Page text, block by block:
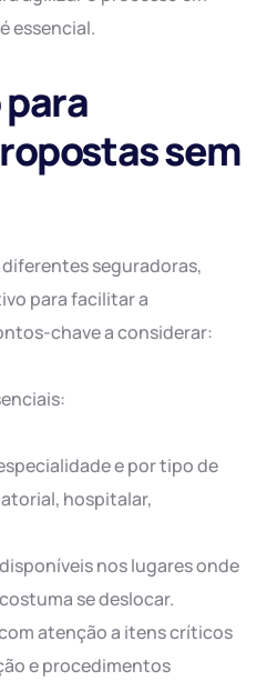
essencial.
sem
seguradoras,
para facilitar a
chave a considerar:
e por tipo de
hospitalar,
nos lugares onde
se deslocar.
atenção a itens críticos
e procedimentos